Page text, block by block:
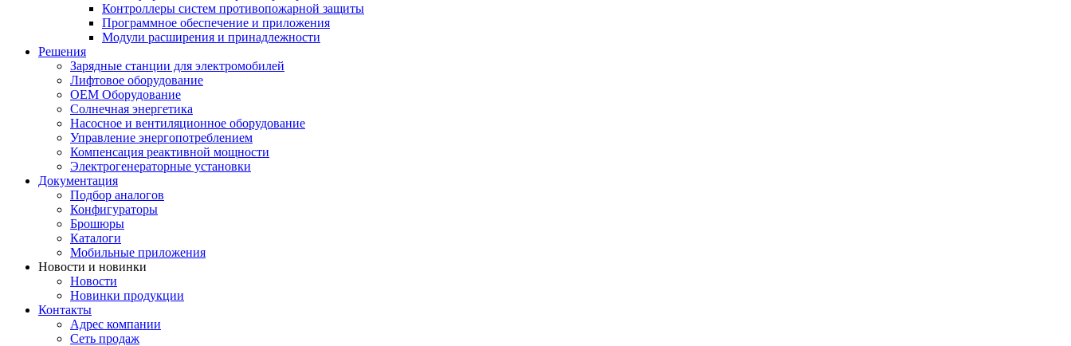
Контроллеры систем противопожарной защиты
Программное обеспечение и приложения
Модули расширения и принадлежности
Решения
Зарядные станции для электромобилей
Лифтовое оборудование
ОЕМ Оборудование
Солнечная энергетика
Насосное и вентиляционное оборудование
Управление энергопотреблением
Компенсация реактивной мощности
Электрогенераторные установки
Документация
Подбор аналогов
Конфигураторы
Брошюры
Каталоги
Мобильные приложения
Новости и новинки
Новости
Новинки продукции
Контакты
Адрес компании
Сеть продаж